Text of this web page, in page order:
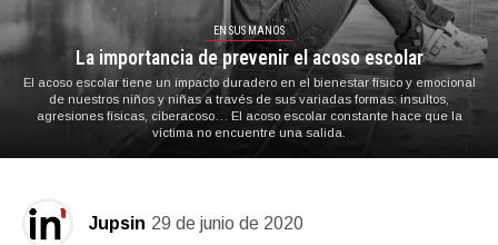
EN SUS MANOS
La importancia de prevenir el acoso escolar
El acoso escolar tiene un impacto duradero en el bienestar físico y emocional
de nuestros niños y niñas a través de sus variadas formas: insultos,
agresiones físicas, ciberacoso… El acoso escolar constante hace que la
víctima no encuentre una salida.
Jupsin 29 de junio de 2020